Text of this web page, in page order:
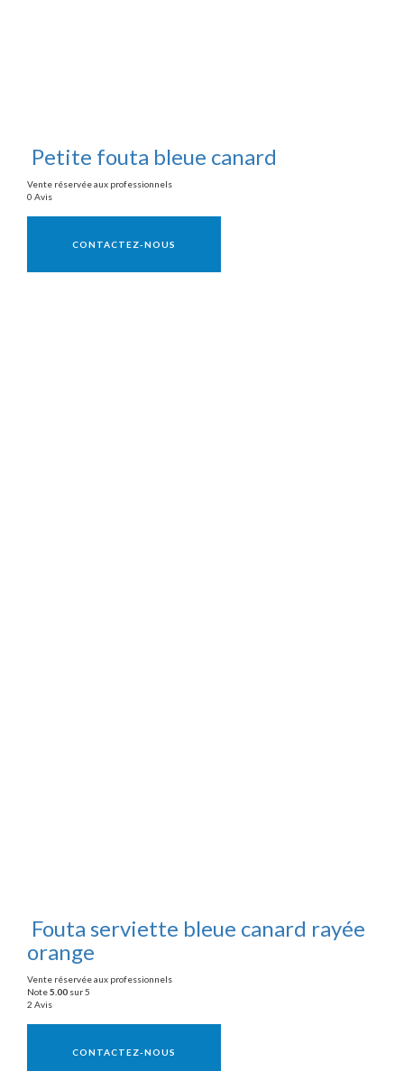
Petite fouta bleue canard
Vente réservée aux professionnels
0 Avis
CONTACTEZ-NOUS
Fouta serviette bleue canard rayée
orange
Vente réservée aux professionnels
Note5.00 sur 5
2 Avis
CONTACTEZ-NOUS